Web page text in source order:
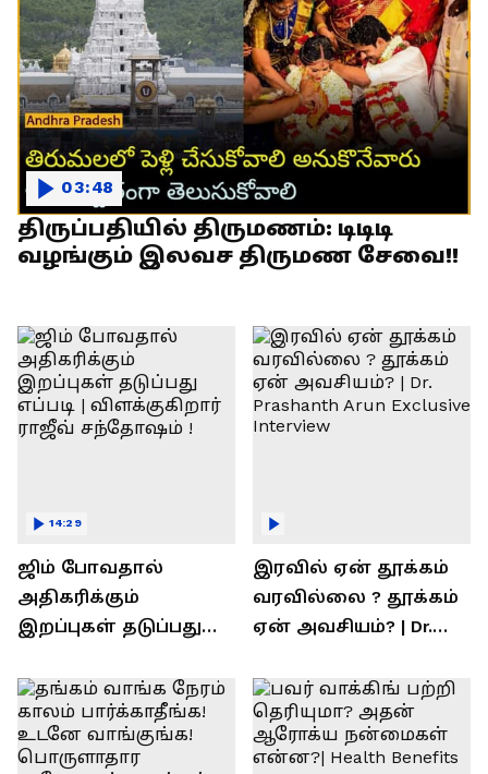
திருப்பதியில் திருமணம்: டிடிடி
வழங்கும் இலவச திருமண சேவை!!
03:48
ஜிம் போவதால்
அதிகரிக்கும்
இறப்புகள் தடுப்பது
ராஜீவ் சந்தோஷம் !
14:29
இரவில் ஏன் தூக்கம்
வரவில்லை ? தூக்கம்
ஏன் அவசியம்? | Dr.
Interview